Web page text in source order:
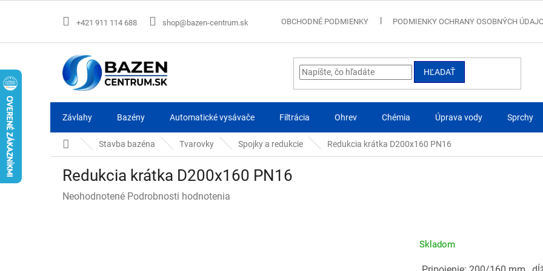
+421 911 114 688 shop@bazen-centrum.sk OBCHODNÉ PODMIENKY PODMIENKY OCHRANY OSOBNÝCH
HĽADAŤ
Závlahy Bazény Automatické vysávače Filtrácia Ohrev Chémia Úprava vody Sprchy
DomovStavba bazéna Tvarovky Spojky a redukcie Redukcia krátka D200x160 PN16
Redukcia krátka D200x160 PN16
Priemerné
Neohodnotené Podrobnosti hodnotenia
Skladom